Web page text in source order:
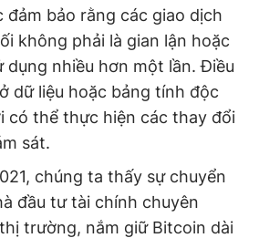
đảm bảo rằng các giao dịch
không phải là gian lận hoặc
dụng nhiều hơn một lần. Điều
dữ liệu hoặc bảng tính độc
có thể thực hiện các thay đổi
sát.
chúng ta thấy sự chuyển
đầu tư tài chính chuyên
trường, nắm giữ Bitcoin dài